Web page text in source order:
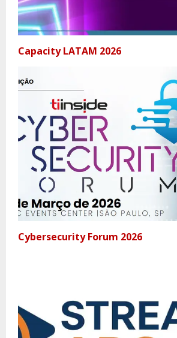
Capacity LATAM 2026
Cybersecurity Forum 2026